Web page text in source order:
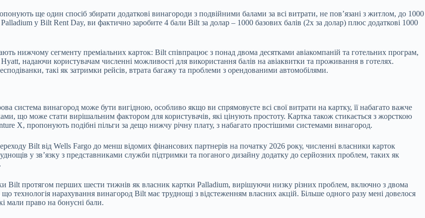
ще один спосіб збирати додаткові винагороди з подвійними балами за всі витрати, не пов’язані з житлом, до 1000
у Bilt Rent Day, ви фактично заробите 4 бали Bilt за долар – 1000 базових балів (2x за долар) плюс додаткові 1000
нижчому сегменту преміальних карток: Bilt співпрацює з понад двома десятками авіакомпаній та готельних програм,
надаючи користувачам численні можливості для використання балів на авіаквитки та проживання в готелях.
такі як затримки рейсів, втрата багажу та проблеми з орендованими автомобілями.
система винагород може бути вигідною, особливо якщо ви спрямовуєте всі свої витрати на картку, її набагато важче
що може стати вирішальним фактором для користувачів, які цінують простоту. Картка також стикається з жорсткою
X, пропонують подібні пільги за дещо нижчу річну плату, з набагато простішими системами винагород.
Bilt від Wells Fargo до менш відомих фінансових партнерів на початку 2026 року, численні власники карток
у зв’язку з представниками служби підтримки та поганого дизайну додатку до серйозних проблем, таких як
Bilt протягом перших шести тижнів як власник картки Palladium, вирішуючи низку різних проблем, включно з двома
нарахування винагород Bilt має труднощі з відстеженням власних акцій. Більше одного разу мені довелося
мали право на бонусні бали.